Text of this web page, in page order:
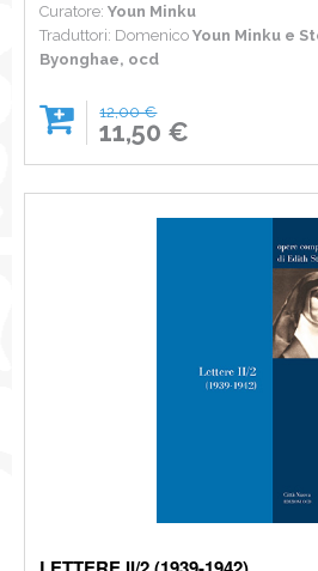
Curatore:Youn Minku
Traduttori: DomenicoYoun Minku e
Byonghae, ocd
12,00 €
11,50 €